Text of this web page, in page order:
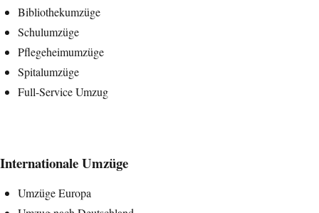
Bibliothekumzüge
Schulumzüge
Pflegeheimumzüge
Spitalumzüge
Full-Service Umzug
Internationale Umzüge
Umzüge Europa